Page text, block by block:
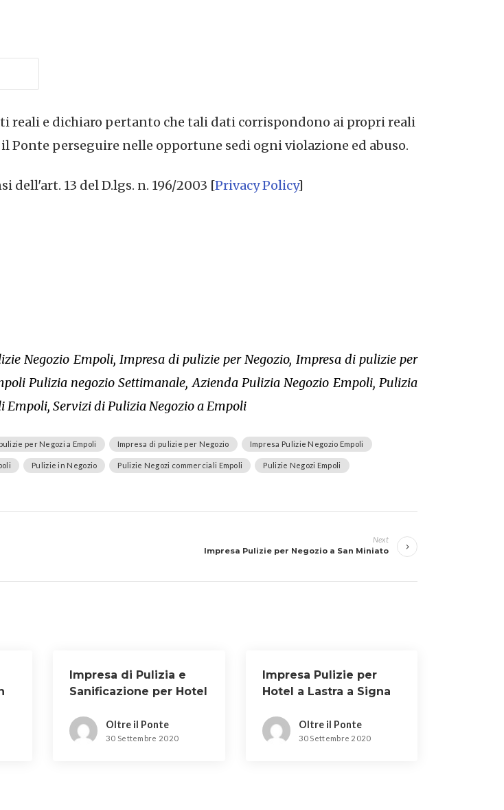
reali e dichiaro pertanto che tali dati corrispondono ai propri reali
Ponte perseguire nelle opportune sedi ogni violazione ed abuso.
13 del D.lgs. n. 196/2003 [Privacy Policy]
Negozio Empoli, Impresa di pulizie per Negozio, Impresa di pulizie per
Pulizia negozio Settimanale, Azienda Pulizia Negozio Empoli, Pulizia
Empoli, Servizi di Pulizia Negozio a Empoli
per Negozi a Empoli Impresa di pulizie per Negozio Impresa Pulizie Negozio Empoli
Pulizie in Negozio Pulizie Negozi commerciali Empoli Pulizie Negozi Empoli
Next
Impresa Pulizie per Negozio a San Miniato
Impresa di Pulizia e
Sanificazione per Hotel
Oltre il Ponte
30 Settembre 2020
Impresa Pulizie per
Hotel a Lastra a Signa
Oltre il Ponte
30 Settembre 2020